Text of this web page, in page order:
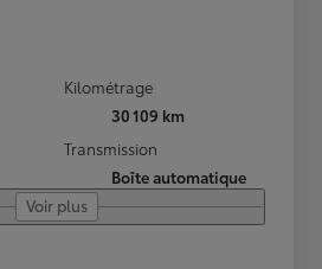
Kilométrage
30 109 km
Transmission
Boîte automatique
Voir plus